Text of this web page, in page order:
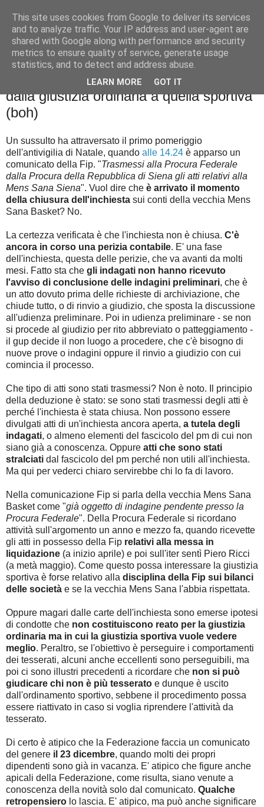
Palla al cerchio
mercoledì 23 dicembre 2015
Cosa significa la trasmissione degli atti
dalla giustizia ordinaria a quella sportiva
(boh)
Un sussulto ha attraversato il primo pomeriggio
dell'antivigilia di Natale, quando alle 14.24 è apparso un
comunicato della Fip. "Trasmessi alla Procura Federale
dalla Procura della Repubblica di Siena gli atti relativi alla
Mens Sana Siena". Vuol dire che è arrivato il momento
della chiusura dell'inchiesta sui conti della vecchia Mens
Sana Basket? No.
La certezza verificata è che l'inchiesta non è chiusa. C'è
ancora in corso una perizia contabile. E' una fase
dell'inchiesta, questa delle perizie, che va avanti da molti
mesi. Fatto sta che gli indagati non hanno ricevuto
l'avviso di conclusione delle indagini preliminari, che è
un atto dovuto prima delle richieste di archiviazione, che
chiude tutto, o di rinvio a giudizio, che sposta la discussione
all'udienza preliminare. Poi in udienza preliminare - se non
si procede al giudizio per rito abbreviato o patteggiamento -
il gup decide il non luogo a procedere, che c'è bisogno di
nuove prove o indagini oppure il rinvio a giudizio con cui
comincia il processo.
Che tipo di atti sono stati trasmessi? Non è noto. Il principio
della deduzione è stato: se sono stati trasmessi degli atti è
perché l'inchiesta è stata chiusa. Non possono essere
divulgati atti di un'inchiesta ancora aperta, a tutela degli
indagati, o almeno elementi del fascicolo del pm di cui non
siano già a conoscenza. Oppure atti che sono stati
stralciati dal fascicolo del pm perché non utili all'inchiesta.
Ma qui per vederci chiaro servirebbe chi lo fa di lavoro.
Nella comunicazione Fip si parla della vecchia Mens Sana
Basket come "già oggetto di indagine pendente presso la
Procura Federale". Della Procura Federale si ricordano
attività sull'argomento un anno e mezzo fa, quando ricevette
gli atti in possesso della Fip relativi alla messa in
liquidazione (a inizio aprile) e poi sull'iter sentì Piero Ricci
(a metà maggio). Come questo possa interessare la giustizia
sportiva è forse relativo alla disciplina della Fip sui bilanci
delle società e se la vecchia Mens Sana l'abbia rispettata.
Oppure magari dalle carte dell'inchiesta sono emerse ipotesi
di condotte che non costituiscono reato per la giustizia
ordinaria ma in cui la giustizia sportiva vuole vedere
meglio. Peraltro, se l'obiettivo è perseguire i comportamenti
dei tesserati, alcuni anche eccellenti sono perseguibili, ma
poi ci sono illustri precedenti a ricordare che non si può
giudicare chi non è più tesserato e dunque è uscito
dall'ordinamento sportivo, sebbene il procedimento possa
essere riattivato in caso si voglia riprendere l'attività da
tesserato.
Di certo è atipico che la Federazione faccia un comunicato
del genere il 23 dicembre, quando molti dei propri
dipendenti sono già in vacanza. E' atipico che figure anche
apicali della Federazione, come risulta, siano venute a
conoscenza della novità solo dal comunicato. Qualche
retropensiero lo lascia. E' atipico, ma può anche significare
This site uses cookies from Google to deliver its services
and to analyze traffic. Your IP address and user-agent are
shared with Google along with performance and security
metrics to ensure quality of service, generate usage
statistics, and to detect and address abuse.
LEARN MORE GOT IT